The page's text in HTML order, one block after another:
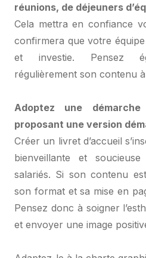
réunions, de déjeuners
Cela mettra en confiance
confirmera que votre
et investie. Pensez
régulièrement son contenu
Adoptez une démarche
proposant une version
Créer un livret d’accueil
bienveillante et
salariés. Si son contenu
son format et sa mise en
Pensez donc à soigner
et envoyer une image